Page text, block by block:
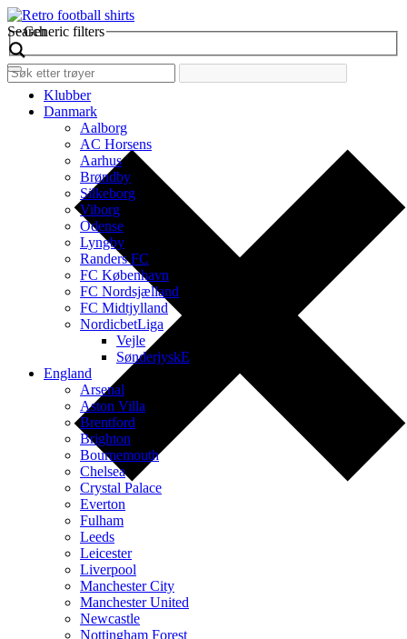
Search
Generic filters
Klubber
Danmark
Aalborg
AC Horsens
Aarhus
Brøndby
Silkeborg
Viborg
Odense
Lyngby
Randers FC
FC København
FC Nordsjælland
FC Midtjylland
NordicbetLiga
Vejle
SønderjyskE
England
Arsenal
Aston Villa
Brentford
Brighton
Bournemouth
Chelsea
Crystal Palace
Everton
Fulham
Leeds
Leicester
Liverpool
Manchester City
Manchester United
Newcastle
Nottingham Forest